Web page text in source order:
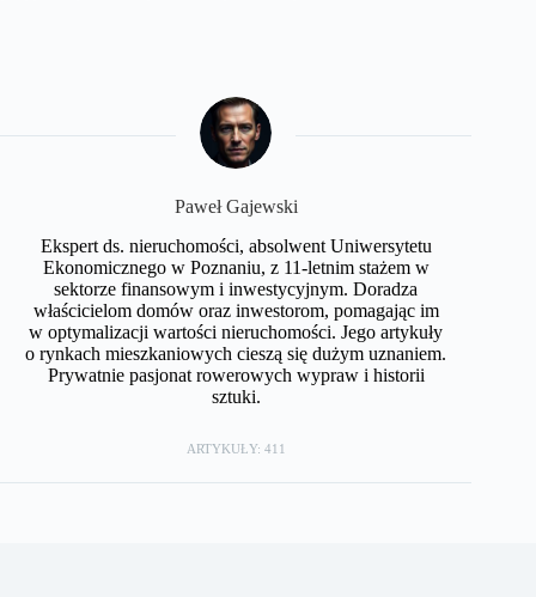
Paweł Gajewski
Ekspert ds. nieruchomości, absolwent Uniwersytetu
Ekonomicznego w Poznaniu, z 11-letnim stażem w
sektorze finansowym i inwestycyjnym. Doradza
właścicielom domów oraz inwestorom, pomagając im
w optymalizacji wartości nieruchomości. Jego artykuły
o rynkach mieszkaniowych cieszą się dużym uznaniem.
Prywatnie pasjonat rowerowych wypraw i historii
sztuki.
ARTYKUŁY: 411